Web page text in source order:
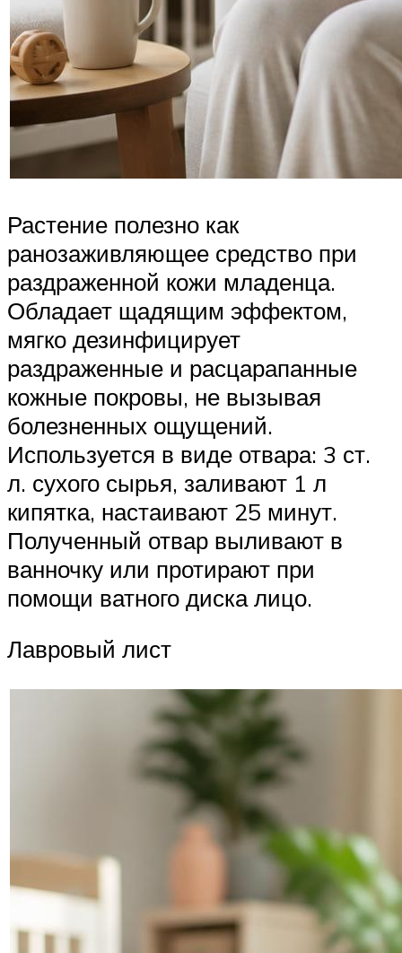
Растение полезно как
ранозаживляющее средство при
раздраженной кожи младенца.
Обладает щадящим эффектом,
мягко дезинфицирует
раздраженные и расцарапанные
кожные покровы, не вызывая
болезненных ощущений.
Используется в виде отвара: 3 ст.
л. сухого сырья, заливают 1 л
кипятка, настаивают 25 минут.
Полученный отвар выливают в
ванночку или протирают при
помощи ватного диска лицо.
Лавровый лист